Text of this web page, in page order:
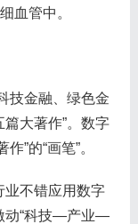
血管中。
技金融、绿色金
大著作”。数字
”的“画笔”。
业不错应用数字
动“科技—产业—